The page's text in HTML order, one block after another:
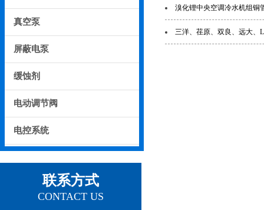
真空泵
屏蔽电泵
缓蚀剂
电动调节阀
电控系统
联系方式
CONTACT US
溴化锂中央空调冷水机组铜
三洋、荏原、双良、远大、